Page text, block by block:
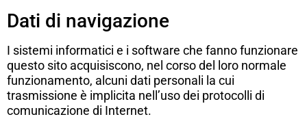
Dati di navigazione
I sistemi informatici e i software che fanno funzionare
questo sito acquisiscono, nel corso del loro normale
funzionamento, alcuni dati personali la cui
trasmissione è implicita nell’uso dei protocolli di
comunicazione di Internet.